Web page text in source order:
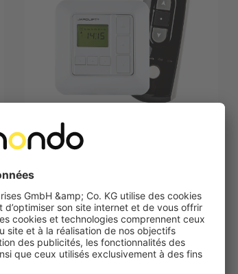
55,99 €
JAROLIFT
Commande murale Sevenlogic Comfort
radio TDRRT-01W Incl. télécommande
TDRC | 2x TDRRT-01W + 1x TDRC 04
Contrôlez maintenant vos moteurs
tubulaires filaires par radio
8 emplacements de programmation